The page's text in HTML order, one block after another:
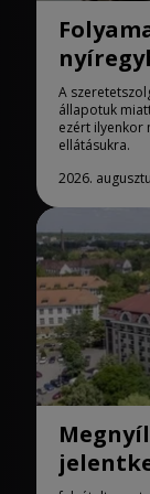
A
állapotuk
ezért ilyenkor
ellátásukra.
2026.